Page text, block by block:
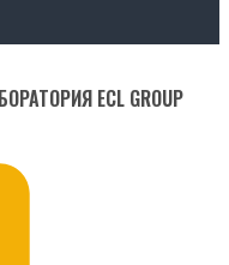
ECL GROUP